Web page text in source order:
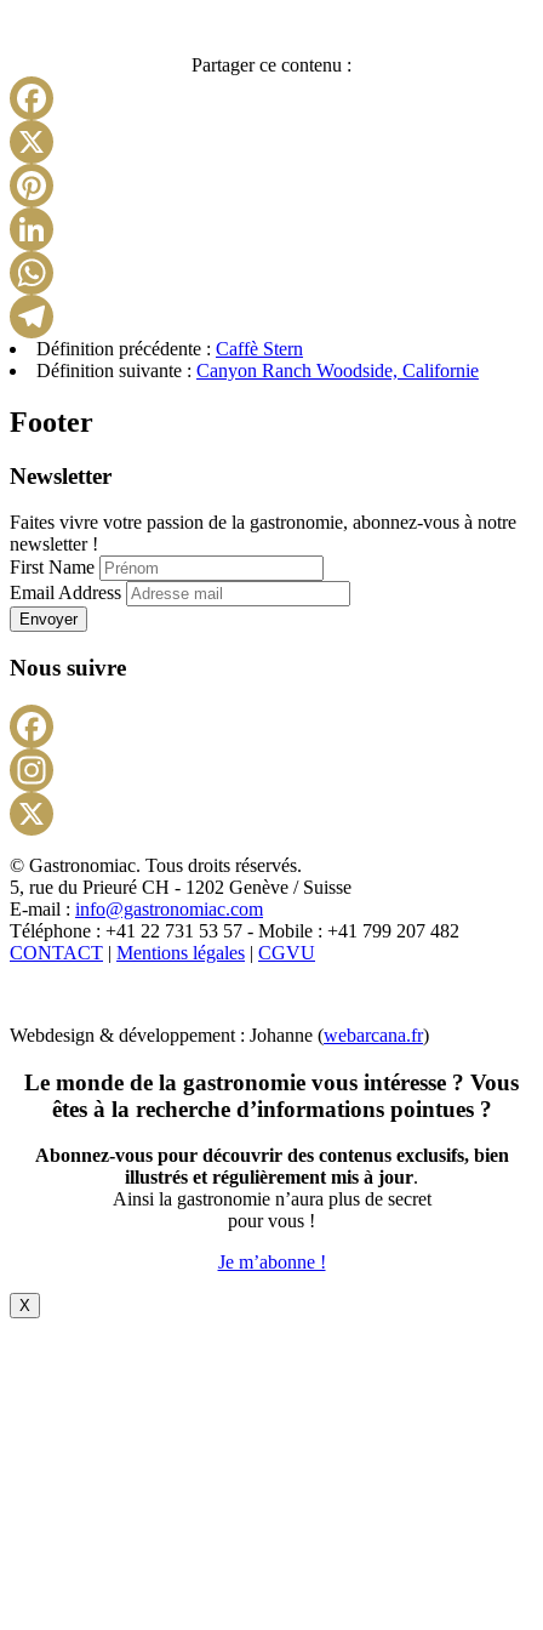
Partager ce contenu :
Telegram
Définition précédente : Caffè Stern
Définition suivante : Canyon Ranch Woodside, Californie
Footer
Newsletter
Faites vivre votre passion de la gastronomie, abonnez-vous à notre
newsletter !
First Name
Email Address
Envoyer
Nous suivre
X
© Gastronomiac. Tous droits réservés.
5, rue du Prieuré CH - 1202 Genève / Suisse
E-mail : info@gastronomiac.com
Téléphone : +41 22 731 53 57 - Mobile : +41 799 207 482
CONTACT | Mentions légales | CGVU
Webdesign & développement : Johanne (webarcana.fr)
Le monde de la gastronomie vous intéresse ? Vous
êtes à la recherche d’informations pointues ?
Abonnez-vous pour découvrir des contenus exclusifs, bien
illustrés et régulièrement mis à jour.
Ainsi la gastronomie n’aura plus de secret
pour vous !
Je m’abonne !
X